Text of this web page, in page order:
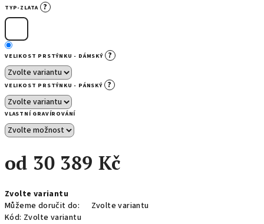
TYP-ZLATA ?
VELIKOST PRSTÝNKU - DÁMSKÝ ?
VELIKOST PRSTÝNKU - PÁNSKÝ ?
VLASTNÍ GRAVÍROVÁNÍ
od 30 389 Kč
cena:
Zvolte variantu
Můžeme doručit do:
Zvolte variantu
Kód: Zvolte variantu